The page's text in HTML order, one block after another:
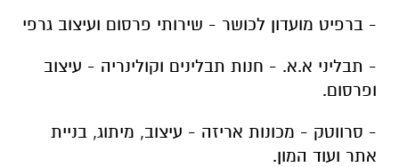
- ברפיט מועדון לכושר - שירותי פרסום ועיצוב גרפי
- תבליני א.א. - חנות תבלינים וקולינריה - עיצוב
ופרסום.
- סרווטק - מכונות אריזה - עיצוב, מיתוג, בניית
אתר ועוד המון.